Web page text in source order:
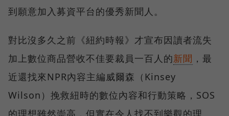
到願意加入募資平台的優秀新聞人。
對比沒多久之前《紐約時報》才宣布因讀者流失
加上數位商品營收不佳要裁員一百人的新聞 ，最
近還找來NPR內容主編威爾森（Kinsey
Wilson）挽救紐時的數位內容和行動策略，SOS